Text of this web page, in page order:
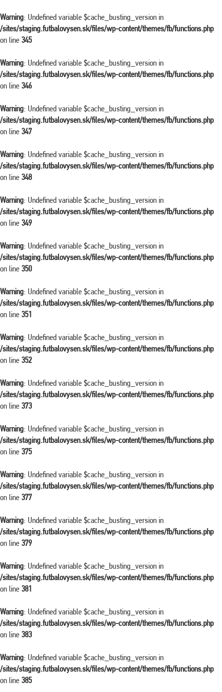
Warning: Undefined variable $cache_busting_version in
/sites/staging.futbalovysen.sk/files/wp-content/themes/fb/functions.php
on line 345
Warning: Undefined variable $cache_busting_version in
/sites/staging.futbalovysen.sk/files/wp-content/themes/fb/functions.php
on line 346
Warning: Undefined variable $cache_busting_version in
/sites/staging.futbalovysen.sk/files/wp-content/themes/fb/functions.php
on line 347
Warning: Undefined variable $cache_busting_version in
/sites/staging.futbalovysen.sk/files/wp-content/themes/fb/functions.php
on line 348
Warning: Undefined variable $cache_busting_version in
/sites/staging.futbalovysen.sk/files/wp-content/themes/fb/functions.php
on line 349
Warning: Undefined variable $cache_busting_version in
/sites/staging.futbalovysen.sk/files/wp-content/themes/fb/functions.php
on line 350
Warning: Undefined variable $cache_busting_version in
/sites/staging.futbalovysen.sk/files/wp-content/themes/fb/functions.php
on line 351
Warning: Undefined variable $cache_busting_version in
/sites/staging.futbalovysen.sk/files/wp-content/themes/fb/functions.php
on line 352
Warning: Undefined variable $cache_busting_version in
/sites/staging.futbalovysen.sk/files/wp-content/themes/fb/functions.php
on line 373
Warning: Undefined variable $cache_busting_version in
/sites/staging.futbalovysen.sk/files/wp-content/themes/fb/functions.php
on line 375
Warning: Undefined variable $cache_busting_version in
/sites/staging.futbalovysen.sk/files/wp-content/themes/fb/functions.php
on line 377
Warning: Undefined variable $cache_busting_version in
/sites/staging.futbalovysen.sk/files/wp-content/themes/fb/functions.php
on line 379
Warning: Undefined variable $cache_busting_version in
/sites/staging.futbalovysen.sk/files/wp-content/themes/fb/functions.php
on line 381
Warning: Undefined variable $cache_busting_version in
/sites/staging.futbalovysen.sk/files/wp-content/themes/fb/functions.php
on line 383
Warning: Undefined variable $cache_busting_version in
/sites/staging.futbalovysen.sk/files/wp-content/themes/fb/functions.php
on line 385